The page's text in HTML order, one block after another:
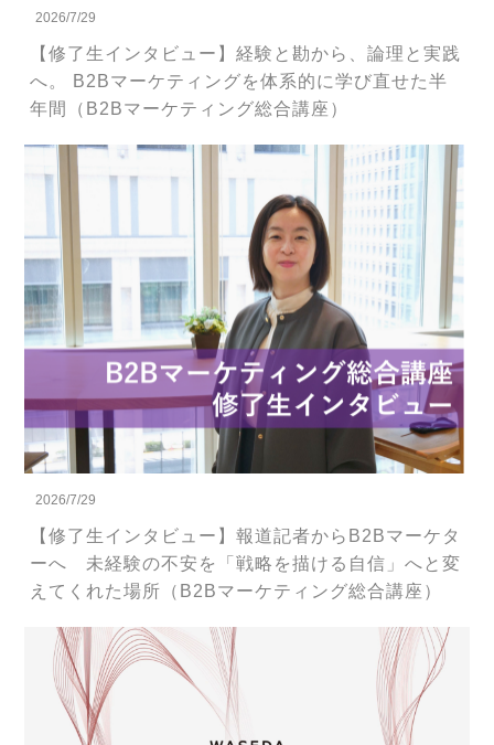
2026/7/29
【修了生インタビュー】経験と勘から、論理と実践
へ。 B2Bマーケティングを体系的に学び直せた半
年間（B2Bマーケティング総合講座）
2026/7/29
【修了生インタビュー】報道記者からB2Bマーケタ
ーへ 未経験の不安を「戦略を描ける自信」へと変
えてくれた場所（B2Bマーケティング総合講座）